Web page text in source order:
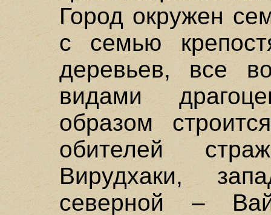
Город окружен
с семью
деревьев, все
видами
образом
обителей
Вирудхаки,
северной –